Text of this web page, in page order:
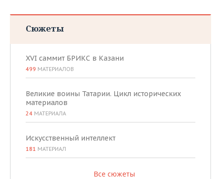
Сюжеты
XVI саммит БРИКС в Казани
499 МАТЕРИАЛОВ
Великие воины Татарии. Цикл исторических
материалов
24 МАТЕРИАЛА
Искусственный интеллект
181 МАТЕРИАЛ
Все сюжеты